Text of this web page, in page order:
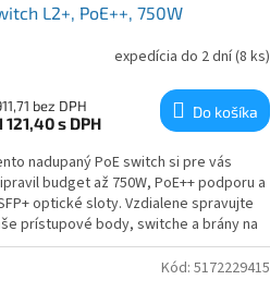
L2+, PoE++, 750W
expedícia do 2 dní(8 ks)
bez DPH
121,40s DPH
Do košíka
nadupaný PoE switch si pre vás
budget až 750W, PoE++ podporu a
optické sloty. Vzdialene spravujte
prístupové body, switche a brány na
miestach, všetko z jedného
Kód: 5172229415